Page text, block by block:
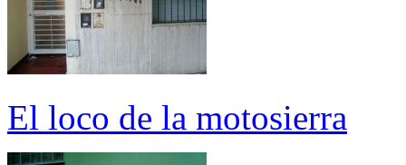
El loco de la motosierra